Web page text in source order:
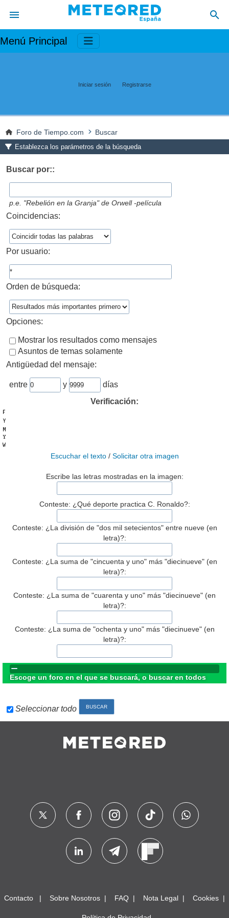
Menú Principal
Iniciar sesión Registrarse
Foro de Tiempo.com Buscar
Establezca los parámetros de la búsqueda
Buscar por::
p.e. "Rebelión en la Granja" de Orwell -película
Coincidencias:
Por usuario:
Orden de búsqueda:
Opciones:
Mostrar los resultados como mensajes
Asuntos de temas solamente
Antigüedad del mensaje:
entre y
días
Verificación:
Escuchar el texto/ Solicitar otra imagen
Escribe las letras mostradas en la imagen:
Conteste: ¿Qué deporte practica C. Ronaldo?:
Conteste: ¿La división de "dos mil setecientos" entre nueve (en
letra)?:
Conteste: ¿La suma de "cincuenta y uno" más "diecinueve" (en
letra)?:
Conteste: ¿La suma de "cuarenta y uno" más "diecinueve" (en
letra)?:
Conteste: ¿La suma de "ochenta y uno" más "diecinueve" (en
letra)?:
Escoge un foro en el que se buscará, o buscar en todos
Seleccionar todo
Contacto Sobre Nosotros FAQ Nota Legal Cookies